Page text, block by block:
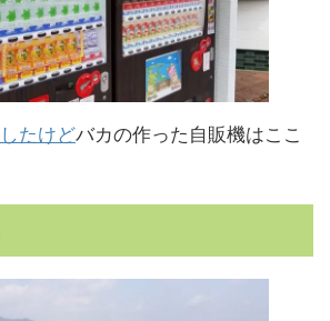
たけどバカの作った自販機はここ